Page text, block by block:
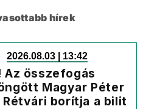
hírek
2026.08.03 | 13:42
Az összefogás
Magyar Péter
borítja a bilit